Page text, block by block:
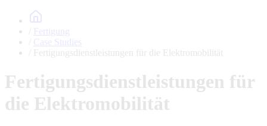
Fertigung
Case Studies
Fertigungsdienstleistungen für die Elektromobilität
Fertigungsdienstleistungen für
die Elektromobilität